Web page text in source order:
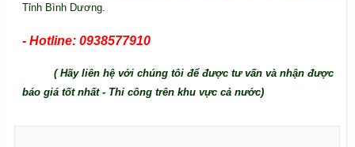
Tỉnh Bình Dương.
- Hotline: 0938577910
( Hãy liên hệ với chúng tôi để được tư vấn và nhận được
báo giá tốt nhất - Thi công trên khu vực cả nước)